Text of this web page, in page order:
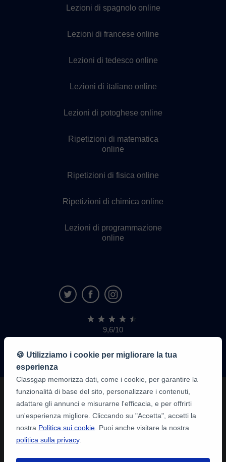
Lezioni di spagnolo online
Lezioni di francese online
Lezioni di tedesco online
Lezioni di italiano online
Lezioni di potoghese online
Ripetizioni di matematica
online
Ripetizioni di fisica online
Ripetizioni di chimica online
Lezioni di programmazione
online
9,6/10
1.339.284
recensioni
di
alunni
🍪 Utilizziamo i cookie per migliorare la tua
esperienza
Classgap memorizza dati, come i cookie, per garantire la
funzionalità di base del sito, personalizzare i contenuti,
adattare gli annunci e misurarne l'efficacia, e per offrirti
un'esperienza migliore. Cliccando su "Accetta", accetti la
nostra Politica sui cookie . Puoi anche visitare la nostra
politica sulla privacy.